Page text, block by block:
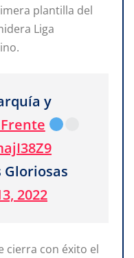
plantilla del
Liga
y
2022
cierra con éxito el